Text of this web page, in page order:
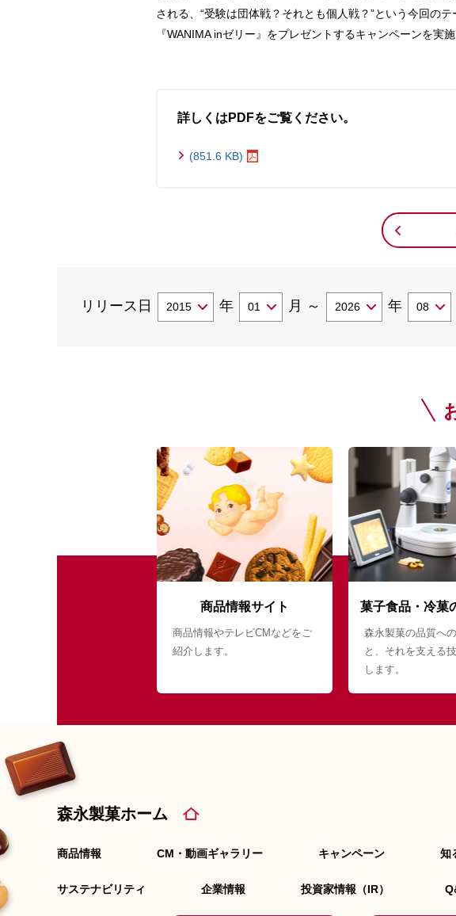
される、“受験は団体戦？それとも個人戦？”という今回の
『WANIMA inゼリー』をプレゼントするキャンペーンを実施
詳しくはPDFをご覧ください。
(851.6 KB)
リリース日 年 月 ～ 年
商品情報サイト
商品情報やテレビCMなどをご
紹介します。
菓子食品・冷菓
森永製菓の品質へ
と、それを支える
します。
森永製菓ホーム
商品情報 CM・動画ギャラリー キャンペーン 知
サステナビリティ 企業情報 投資家情報（IR）